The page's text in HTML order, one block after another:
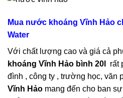
Mua nước khoáng Vĩnh Hảo
Water
Với chất lượng cao và giá cả
khoáng Vĩnh Hảo bình 20l
rất
đình , công ty , trường học, văn
Vĩnh Hảo mang đến cho ban